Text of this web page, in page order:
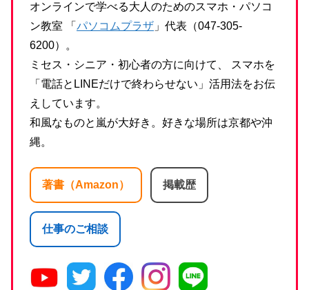
オンラインで学べる大人のためのスマホ・パソコ
ン教室 「 パソコムプラザ 」代表（047-305-
6200）。
ミセス・シニア・初心者の方に向けて、 スマホを
「電話とLINEだけで終わらせない」活用法をお伝
えしています。
和風なものと嵐が大好き。好きな場所は京都や沖
縄。
著書（Amazon） 掲載歴
仕事のご相談